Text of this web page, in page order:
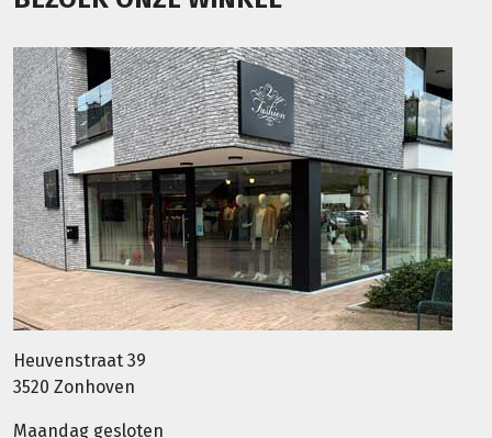
Heuvenstraat 39
3520 Zonhoven
Maandag gesloten